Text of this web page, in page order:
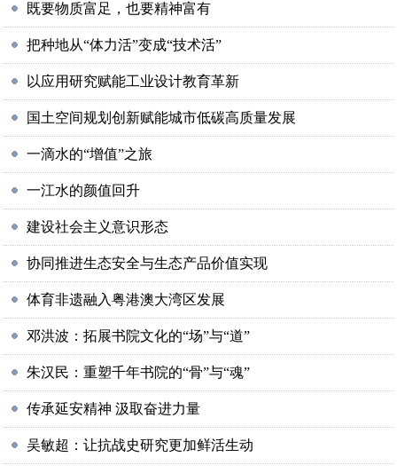
既要物质富足，也要精神富有
把种地从“体力活”变成“技术活”
以应用研究赋能工业设计教育革新
国土空间规划创新赋能城市低碳高质量发展
一滴水的“增值”之旅
一江水的颜值回升
建设社会主义意识形态
协同推进生态安全与生态产品价值实现
体育非遗融入粤港澳大湾区发展
邓洪波：拓展书院文化的“场”与“道”
朱汉民：重塑千年书院的“骨”与“魂”
传承延安精神 汲取奋进力量
吴敏超：让抗战史研究更加鲜活生动